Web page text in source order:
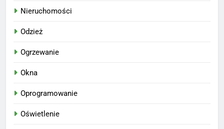
Nieruchomości
Odzież
Ogrzewanie
Okna
Oprogramowanie
Oświetlenie